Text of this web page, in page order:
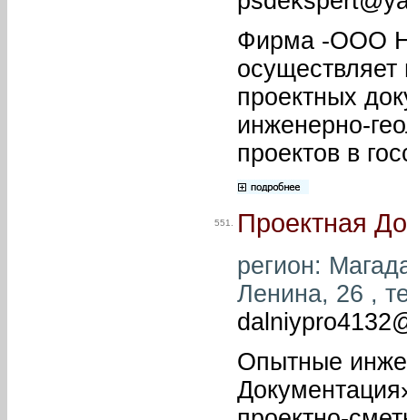
Фирма -ООО
осуществляет
проектных
инженерно-
проектов в
551. Проектная
регион:
Ленина, 26 ,
Опытные